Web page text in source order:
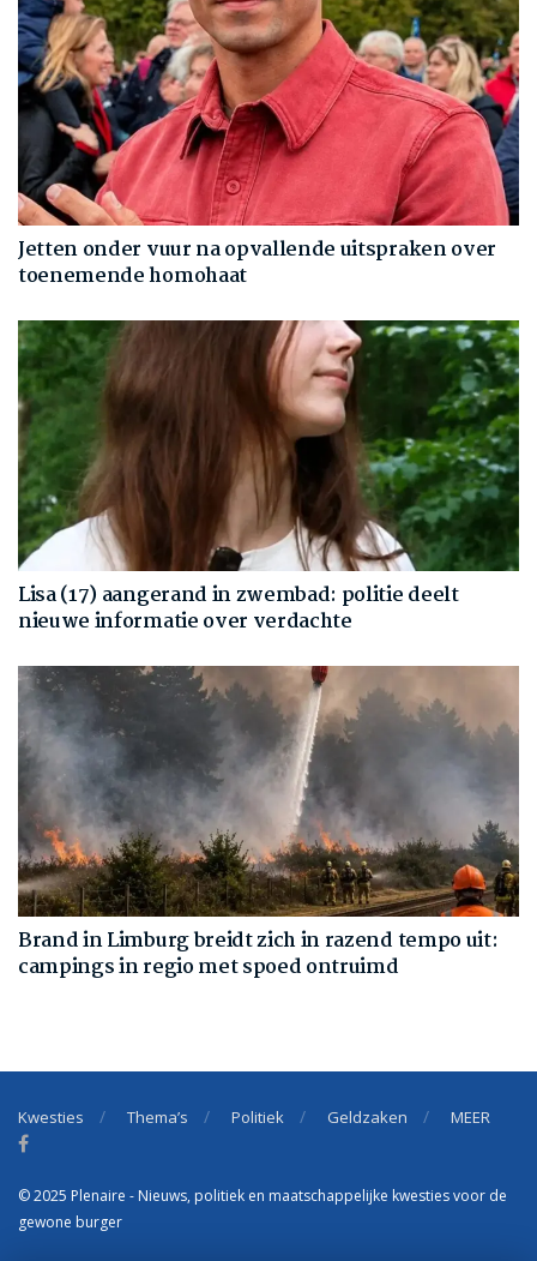
Jetten onder vuur na opvallende uitspraken over
toenemende homohaat
Lisa (17) aangerand in zwembad: politie deelt
nieuwe informatie over verdachte
Brand in Limburg breidt zich in razend tempo uit:
campings in regio met spoed ontruimd
Kwesties Thema’s Politiek Geldzaken MEER
© 2025 Plenaire - Nieuws, politiek en maatschappelijke kwesties voor de
gewone burger